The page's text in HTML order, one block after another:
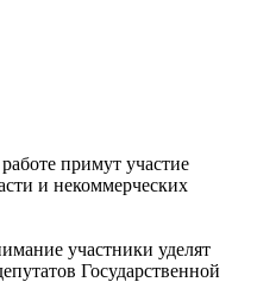
примут участие
и некоммерческих
участники уделят
Государственной